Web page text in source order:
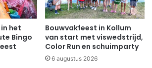
het
Bingo
Bouwvakfeest in Kollum
van start met viswedstrijd,
Color Run en schuimparty
6 augustus 2026